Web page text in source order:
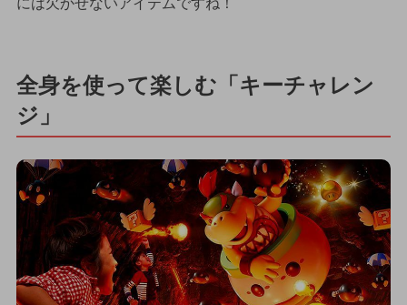
には欠かせないアイテムですね！
全身を使って楽しむ「キーチャレン
ジ」